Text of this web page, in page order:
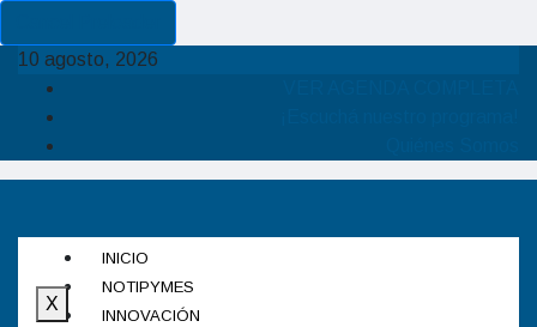
10 agosto, 2026
INICIO
NOTIPYMES
INNOVACIÓN
X